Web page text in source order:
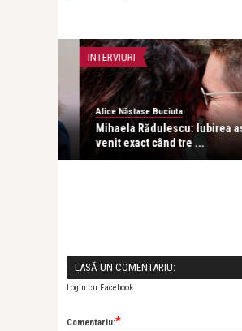
INTERVIURI
Alice Năstase Buciuta
Mihaela Rădulescu: Iubirea asta a
venit exact când tre ...
LASĂ UN COMENTARIU:
Login cu Facebook
Comentariu:*